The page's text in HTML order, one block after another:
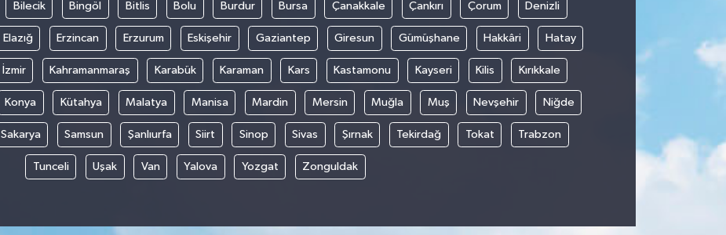
Bilecik Bingöl Bitlis Bolu Burdur Bursa Çanakkale Çankırı Çorum Denizli
Elazığ Erzincan Erzurum Eskişehir Gaziantep Giresun Gümüşhane Hakkâri Hatay
İzmir Kahramanmaraş Karabük Karaman Kars Kastamonu Kayseri Kilis Kırıkkale
Konya Kütahya Malatya Manisa Mardin Mersin Muğla Muş Nevşehir Niğde
Sakarya Samsun Şanlıurfa Siirt Sinop Sivas Şırnak Tekirdağ Tokat Trabzon
Tunceli Uşak Van Yalova Yozgat Zonguldak